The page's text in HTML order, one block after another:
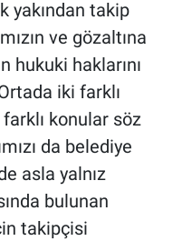
yakından takip
ve gözaltına
hukuki haklarını
iki farklı
konular söz
da belediye
asla yalnız
bulunan
takipçisi